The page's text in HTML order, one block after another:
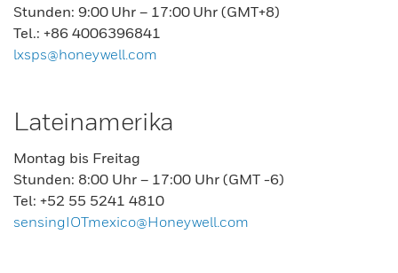
Stunden: 9:00 Uhr – 17:00 Uhr (GMT+8)
Tel.: +86 4006396841
lxsps@honeywell.com
Lateinamerika
Montag bis Freitag
Stunden: 8:00 Uhr – 17:00 Uhr (GMT -6)
Tel: +52 55 5241 4810
sensingIOTmexico@Honeywell.com